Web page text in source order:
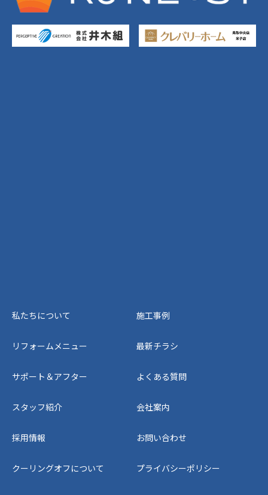
私たちについて 施工事例
リフォームメニュー 最新チラシ
サポート＆アフター よくある質問
スタッフ紹介 会社案内
採用情報 お問い合わせ
クーリングオフについて プライバシーポリシー